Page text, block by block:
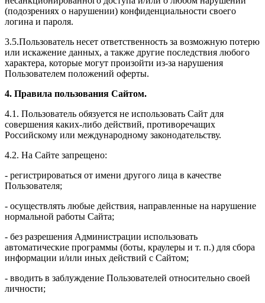
(подозрениях о нарушении) конфиденциальности своего
логина и пароля.
3.5.Пользователь несет ответственность за возможную потерю
или искажение данных, а также другие последствия любого
характера, которые могут произойти из-за нарушения
Пользователем положений оферты.
4. Правила пользования Сайтом.
4.1. Пользователь обязуется не использовать Сайт для
совершения каких-либо действий, противоречащих
Российскому или международному законодательству.
4.2. На Сайте запрещено:
- регистрироваться от имени другого лица в качестве
Пользователя;
- осуществлять любые действия, направленные на нарушение
нормальной работы Сайта;
- без разрешения Администрации использовать
автоматические программы (боты, краулеры и т. п.) для сбора
информации и/или иных действий с Сайтом;
- вводить в заблуждение Пользователей относительно своей
личности;